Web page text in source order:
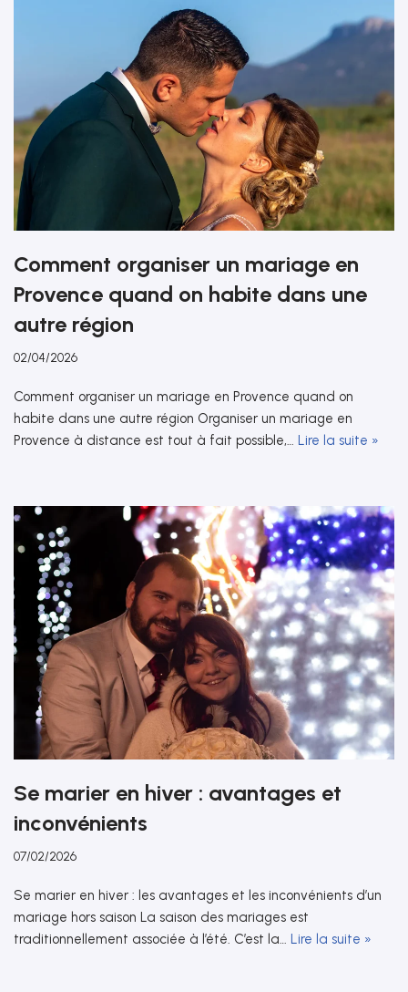
Comment organiser un mariage en
Provence quand on habite dans une
autre région
02/04/2026
Comment organiser un mariage en Provence quand on
habite dans une autre région Organiser un mariage en
Provence à distance est tout à fait possible,… Lire la suite »
Se marier en hiver : avantages et
inconvénients
07/02/2026
Se marier en hiver : les avantages et les inconvénients d’un
mariage hors saison La saison des mariages est
traditionnellement associée à l’été. C’est la… Lire la suite »